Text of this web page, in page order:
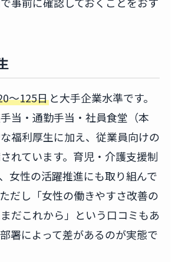
〜125日と大手企業水準です。
当・通勤手当・社員食堂（本
福利厚生に加え、従業員向けの
れています。育児・介護支援制
女性の活躍推進にも取り組んで
だし「女性の働きやすさ改善の
だこれから」という口コミもあ
署によって差があるのが実態で